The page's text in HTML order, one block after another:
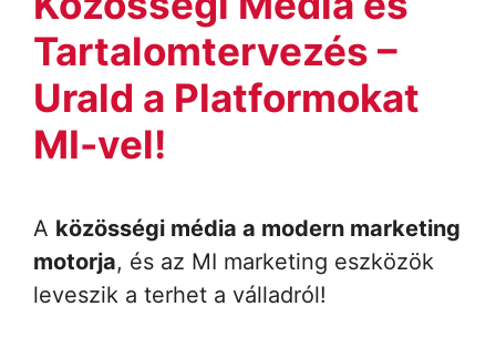
Tartalomtervezés –
Urald a Platformokat
MI-vel!
A közösségi média a modern marketing
motorja, és az MI marketing eszközök
leveszik a terhet a válladról!